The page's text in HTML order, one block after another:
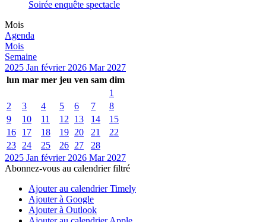
Soirée enquête spectacle
Mois
Agenda
Mois
Semaine
2025 Jan février 2026 Mar 2027
lun mar mer jeu ven sam dim
1
2
3 4 5 6 7
8
9
10 11 12 13 14
15
16
17 18 19 20 21
22
23
24 25 26 27
28
2025 Jan février 2026 Mar 2027
Abonnez-vous au calendrier filtré
Ajouter au calendrier Timely
Ajouter à Google
Ajouter à Outlook